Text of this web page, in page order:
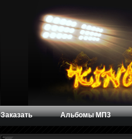
Заказать Альбомы МП3